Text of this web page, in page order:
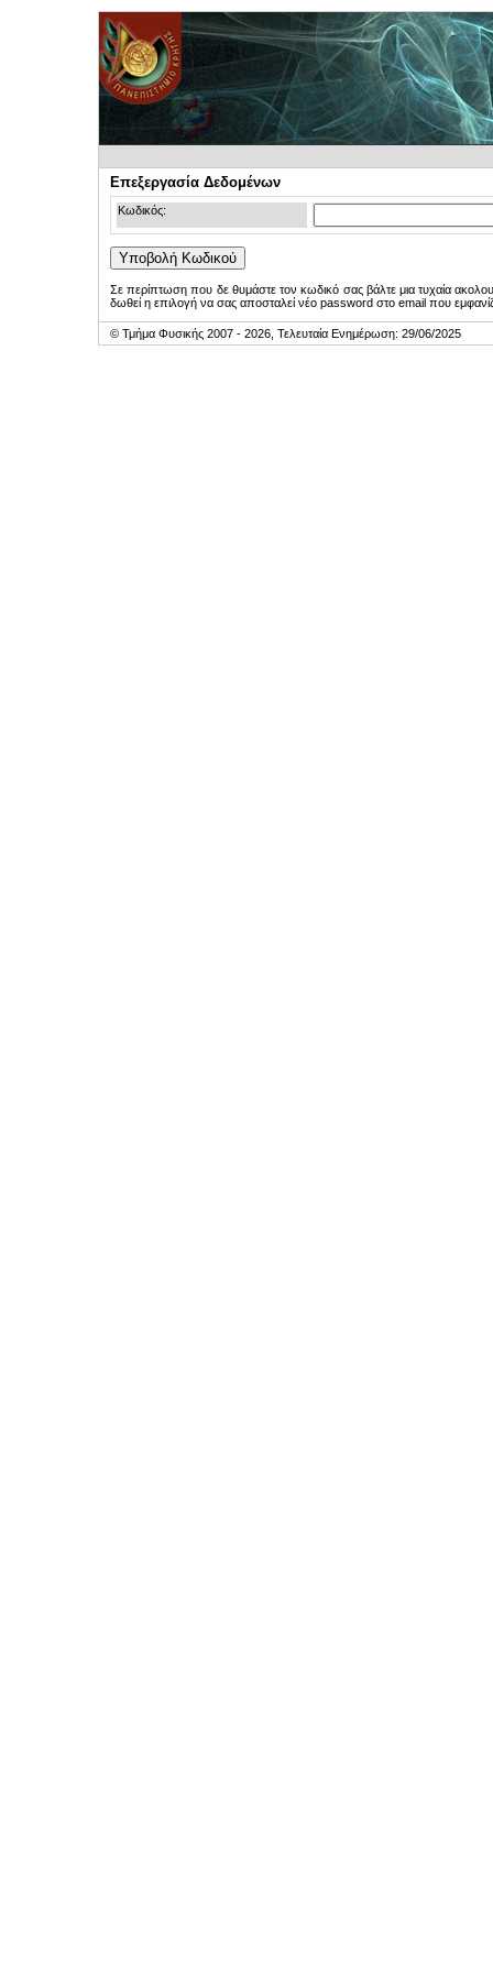
Επεξεργασία Δεδομένων
Κωδικός:
Σε περίπτωση που δε θυμάστε τον κωδικό σας βάλτε μια τυχαία
δωθεί η επιλογή να σας αποσταλεί νέο password στο email που
© Τμήμα Φυσικής 2007 - 2026, Τελευταία Ενημέρωση: 29/06/2025